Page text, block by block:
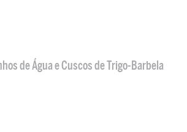
de Água e Cuscos de Trigo-Barbela